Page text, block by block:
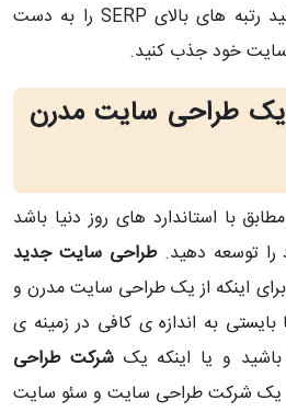
بهینه سازی سایت می توانید رتبه های بالای SERP را به دست
سایت خود جذب کنید.
یک طراحی سایت مدرن
با استاندارد های روز دنیا باشد
را توسعه دهید.طراحی سایت جدید
اینکه از یک طراحی سایت مدرن و
بایستی به اندازه ی کافی در زمینه ی
و یا اینکه یکشرکت طراحی
یک شرکت طراحی سایت و سئو سایت